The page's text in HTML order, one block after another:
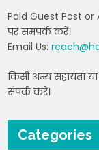
Paid Guest Post or
पर समपर्क करें।
Email Us:
किसी अन्य सहायता
संपर्क करें।
Categories